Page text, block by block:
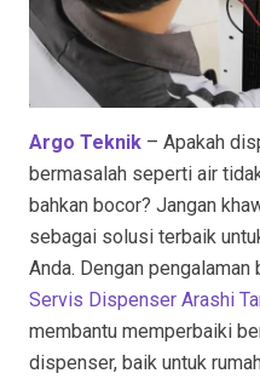
Argo Teknik – Apakah
bermasalah seperti air
bahkan bocor? Jangan
sebagai solusi terbaik
Anda. Dengan
Servis Dispenser Arashi
membantu memperbaiki
dispenser, baik untuk